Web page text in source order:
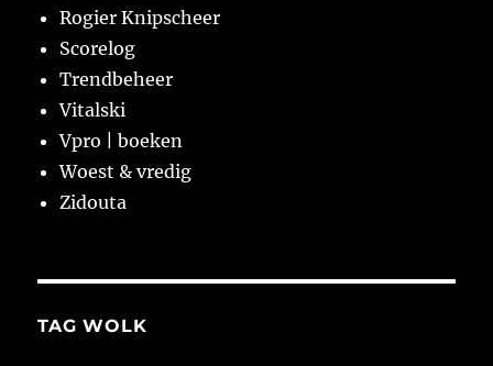
Rogier Knipscheer
Scorelog
Trendbeheer
Vitalski
Vpro | boeken
Woest & vredig
Zidouta
TAG WOLK